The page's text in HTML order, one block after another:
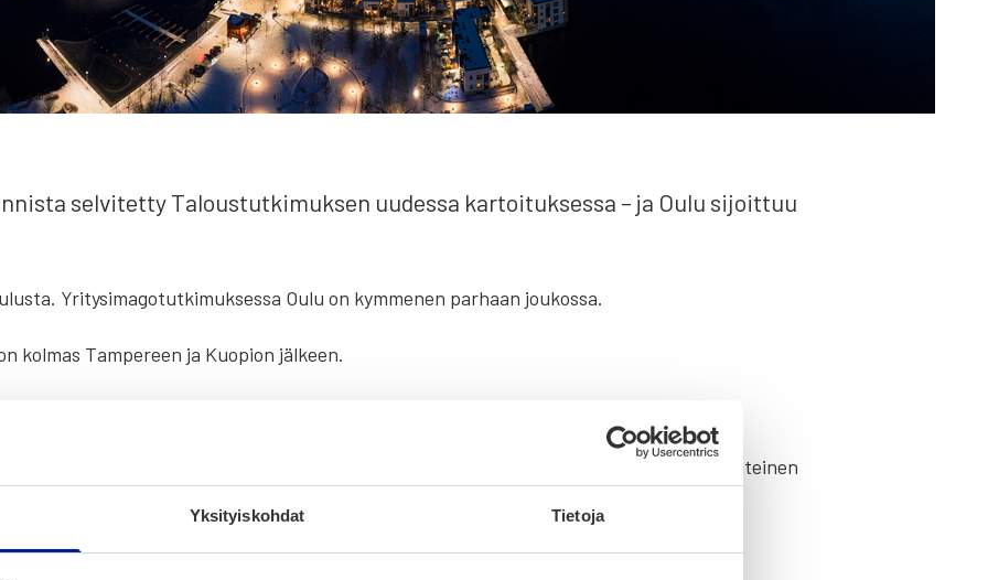
Yksityiskohdat Tietoja
sel­vi­tet­ty Talous­tut­ki­muk­sen uudes­sa kar­toi­tuk­ses­sa – ja Oulu sijoit­tuu
Yri­ty­si­ma­go­tut­ki­muk­ses­sa Oulu on kym­me­nen par­haan jou­kos­sa.
kol­mas Tam­pe­reen ja Kuo­pion jäl­keen.
muas­sa Yle.
uuti­soi, että Oulu käyn­nis­ti kevääl­lä 2021 moni­vuo­ti­sen yri­tys­myön­tei­nen
tavoit­tee­na on nos­taa Oulun tun­net­ta­vuut­ta ja yri­tys­ten kiin­nos­tus­ta kau­pun­kiin.
sanoo Ylel­lä, että tär­kein­tä on arjes­sa teh­tä­vä työ yri­tys­ten hyväk­si.